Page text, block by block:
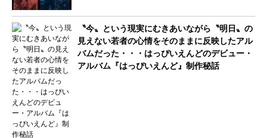
〝今〟という現実にむきあいながら〝明日〟の
見えない若者の心情をそのままに反映したアル
バムだった・・・はっぴいえんどのデビュー・
アルバム『はっぴいえんど』制作秘話